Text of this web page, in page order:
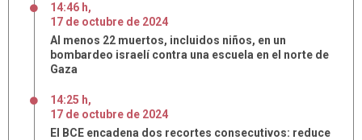
14:46 h,
17 de octubre de 2024
Al menos 22 muertos, incluidos niños, en un
bombardeo israelí contra una escuela en el norte de
Gaza
14:25 h,
17 de octubre de 2024
El BCE encadena dos recortes consecutivos: reduce